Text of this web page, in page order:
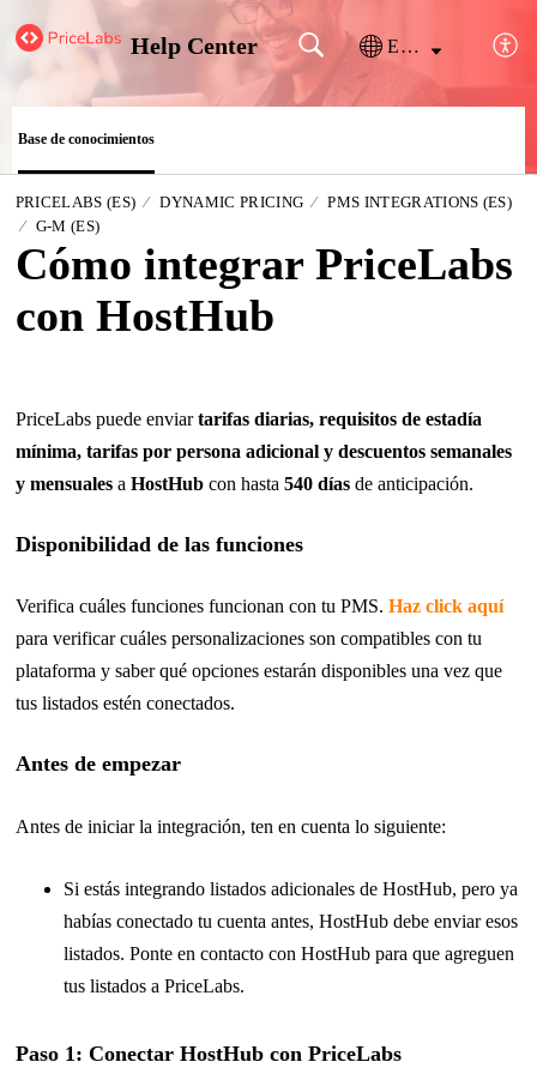
Help Center Español (España)
Base de conocimientos
PRICELABS (ES) DYNAMIC PRICING
PMS INTEGRATIONS (ES)
G-M (ES)
Cómo integrar PriceLabs
con HostHub
PriceLabs puede enviartarifas diarias, requisitos de estadía
mínima, tarifas por persona adicional y descuentos semanales
y mensualesa HostHubcon hasta 540 díasde anticipación.
Disponibilidad de las funciones
Verifica cuáles funciones funcionan con tu PMS. Haz click aquí
para verificar cuáles personalizaciones son compatibles con tu
plataforma y saber qué opciones estarán disponibles una vez que
tus listados estén conectados.
Antes de empezar
Antes de iniciar la integración, ten en cuenta lo siguiente:
Si estás integrando listados adicionales de HostHub, pero ya
habías conectado tu cuenta antes, HostHub debe enviar esos
listados. Ponte en contacto con HostHub para que agreguen
tus listados a PriceLabs.
Paso 1: Conectar HostHub con PriceLabs